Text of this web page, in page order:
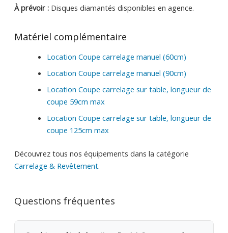
À prévoir :Disques diamantés disponibles en agence.
Matériel complémentaire
Location Coupe carrelage manuel (60cm)
Location Coupe carrelage manuel (90cm)
Location Coupe carrelage sur table, longueur de
coupe 59cm max
Location Coupe carrelage sur table, longueur de
coupe 125cm max
Découvrez tous nos équipements dans la catégorie
Carrelage & Revêtement.
Questions fréquentes